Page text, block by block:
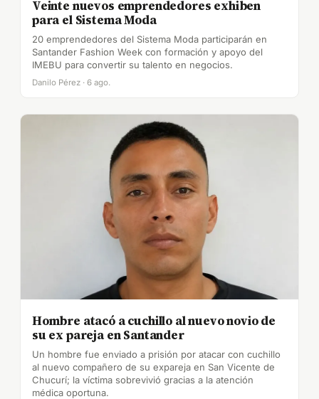
Veinte nuevos emprendedores exhiben
para el Sistema Moda
20 emprendedores del Sistema Moda participarán en
Santander Fashion Week con formación y apoyo del
IMEBU para convertir su talento en negocios.
Danilo Pérez · 6 ago.
Hombre atacó a cuchillo al nuevo novio de
su ex pareja en Santander
Un hombre fue enviado a prisión por atacar con cuchillo
al nuevo compañero de su expareja en San Vicente de
Chucurí; la víctima sobrevivió gracias a la atención
médica oportuna.